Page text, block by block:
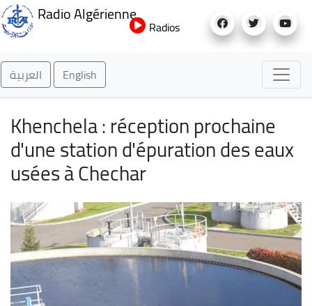
au
Radio Algérienne
Radios
العربية English
Khenchela : réception prochaine
d'une station d'épuration des eaux
usées à Chechar